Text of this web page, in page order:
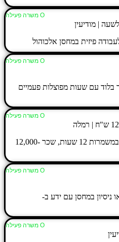
Ο משרה פעילה
פיזית במחסן אלכוהול
Ο משרה פעילה
בלוד עם שעות מפוצלות פעמיים
Ο משרה פעילה
עבודה פיזית בליקוט, סידור ומחסן במשמרות 12 שעות, שכר 12,000-
Ο משרה פעילה
ניסיון במחסן עם ידע ב-
Ο משרה פעילה